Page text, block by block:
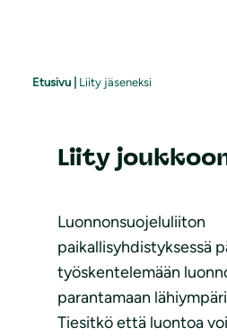
Etusivu | Liity jäseneksi
Liity
Luonnonsuojeluliiton
paikallisyhdistyksessä
työskentelemään
parantamaan
Tiesitkö että luontoa